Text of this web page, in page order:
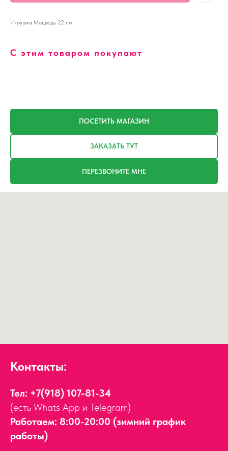
Игрушка Медведь 22 см
С этим товаром покупают
ПОСЕТИТЬ МАГАЗИН
ЗАКАЗАТЬ ТУТ
ПЕРЕЗВОНИТЕ МНЕ
Контакты:
Тел: +7(918) 107-81-34
(есть Whats App и Telegram)
Работаем: 8:00-20:00 (зимний график
работы)